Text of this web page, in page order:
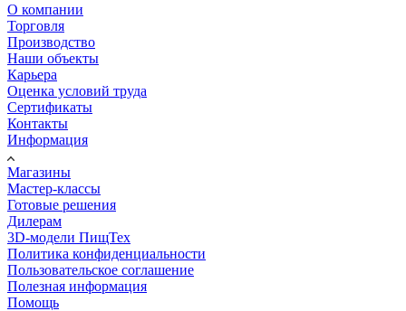
О компании
Торговля
Производство
Наши объекты
Карьера
Оценка условий труда
Сертификаты
Контакты
Информация
Магазины
Мастер-классы
Готовые решения
Дилерам
3D-модели ПищТех
Политика конфиденциальности
Пользовательское соглашение
Полезная информация
Помощь